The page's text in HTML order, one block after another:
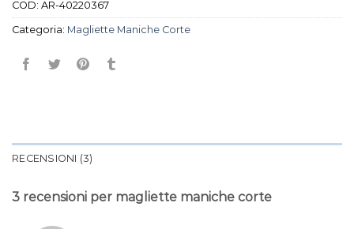
COD: AR-40220367
Categoria: Magliette Maniche Corte
RECENSIONI (3)
3 recensioni per magliette maniche corte